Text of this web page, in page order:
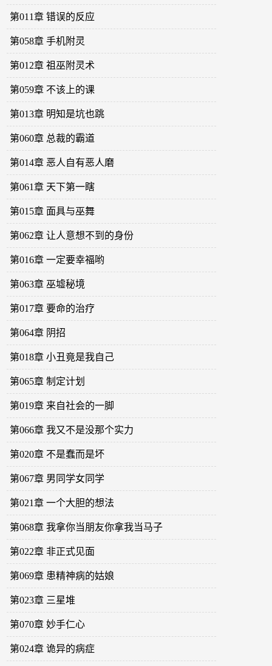
第011章 错误的反应
第058章 手机附灵
第012章 祖巫附灵术
第059章 不该上的课
第013章 明知是坑也跳
第060章 总裁的霸道
第014章 恶人自有恶人磨
第061章 天下第一瞎
第015章 面具与巫舞
第062章 让人意想不到的身份
第016章 一定要幸福哟
第063章 巫墟秘境
第017章 要命的治疗
第064章 阴招
第018章 小丑竟是我自己
第065章 制定计划
第019章 来自社会的一脚
第066章 我又不是没那个实力
第020章 不是蠢而是坏
第067章 男同学女同学
第021章 一个大胆的想法
第068章 我拿你当朋友你拿我当马子
第022章 非正式见面
第069章 患精神病的姑娘
第023章 三星堆
第070章 妙手仁心
第024章 诡异的病症